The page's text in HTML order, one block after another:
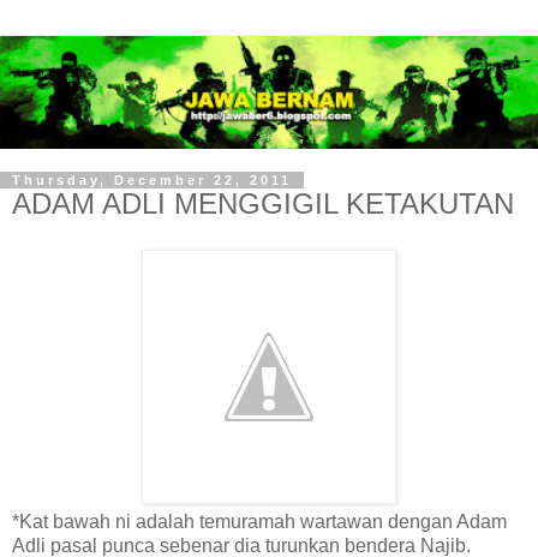
Thursday, December 22, 2011
ADAM ADLI MENGGIGIL KETAKUTAN
*Kat bawah ni adalah temuramah wartawan dengan Adam
Adli pasal punca sebenar dia turunkan bendera Najib.